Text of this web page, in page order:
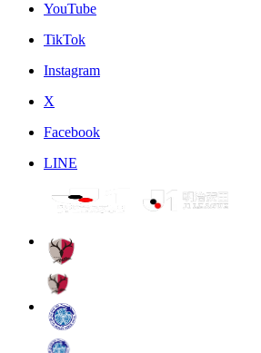
YouTube
TikTok
Instagram
X
Facebook
LINE